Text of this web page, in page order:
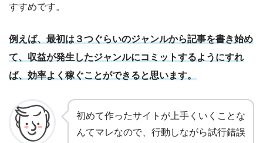
すすめです。
例えば、最初は３つぐらいのジャンルから記事を書き始め
て、収益が発生したジャンルにコミットするようにすれ
ば、効率よく稼ぐことができると思います。
初めて作ったサイトが上手くいくことな
んてマレなので、行動しながら試行錯誤